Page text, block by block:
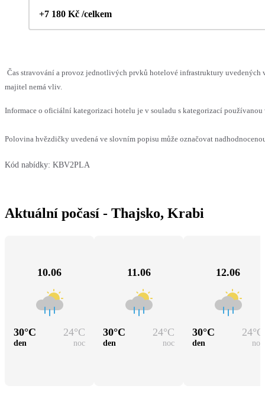
+7 180 Kč /celkem
Čas stravování a provoz jednotlivých prvků hotelové infrastruktury uvedených
majitel nemá vliv.
Informace o oficiální kategorizaci hotelu je v souladu s kategorizací
Polovina hvězdičky uvedená ve slovním popisu může označovat
Kód nabídky: KBV2PLA
Aktuální počasí - Thajsko, Krabi
10.06
30°C 24°C
den noc
11.06
30°C 24°C
den noc
12.06
30°C 24°C
den noc